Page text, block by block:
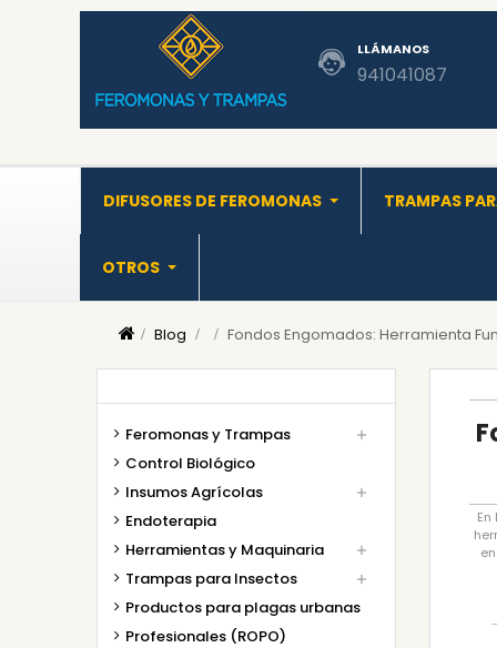
LLÁMANOS
941041087
DIFUSORES DE FEROMONAS TRAMPAS
OTROS
Blog Fondos Engomados: Herramienta
Feromonas y Trampas 
Control Biológico
Insumos Agrícolas

Endoterapia
Herramientas y Maquinaria

Trampas para Insectos 
Productos para plagas urbanas
Profesionales (ROPO)